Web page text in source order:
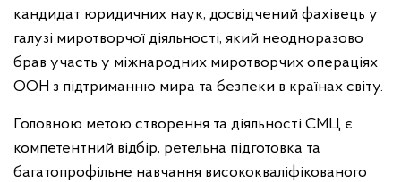
кандидат юридичних наук, досвідчений фахівець у
галузі миротворчої діяльності, який неодноразово
брав участь у міжнародних миротворчих операціях
ООН з підтриманню мира та безпеки в країнах світу.
Головною метою створення та діяльності СМЦ є
компетентний відбір, ретельна підготовка та
багатопрофільне навчання висококваліфікованого